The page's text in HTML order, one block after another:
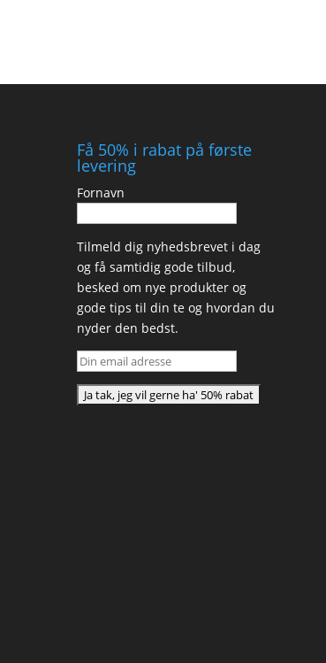
Få 50% i rabat på første
levering
Fornavn
Tilmeld dig nyhedsbrevet i dag
og få samtidig gode tilbud,
besked om nye produkter og
gode tips til din te og hvordan du
nyder den bedst.